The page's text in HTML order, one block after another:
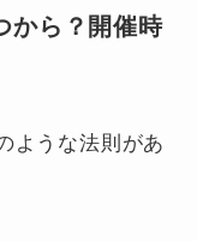
から？開催時
ような法則があ